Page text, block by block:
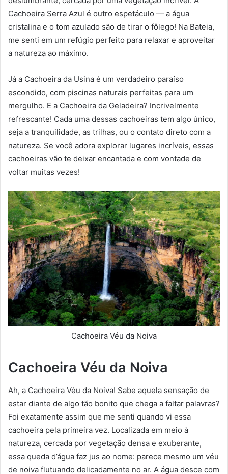
Cachoeira Serra Azul é outro espetáculo — a água
cristalina e o tom azulado são de tirar o fôlego! Na Bateia,
me senti em um refúgio perfeito para relaxar e aproveitar
a natureza ao máximo.
Já a Cachoeira da Usina é um verdadeiro paraíso
escondido, com piscinas naturais perfeitas para um
mergulho. E a Cachoeira da Geladeira? Incrivelmente
refrescante! Cada uma dessas cachoeiras tem algo único,
seja a tranquilidade, as trilhas, ou o contato direto com a
natureza. Se você adora explorar lugares incríveis, essas
cachoeiras vão te deixar encantada e com vontade de
voltar muitas vezes!
Cachoeira Véu da Noiva
Cachoeira Véu da Noiva
Ah, a Cachoeira Véu da Noiva! Sabe aquela sensação de
estar diante de algo tão bonito que chega a faltar palavras?
Foi exatamente assim que me senti quando vi essa
cachoeira pela primeira vez. Localizada em meio à
natureza, cercada por vegetação densa e exuberante,
essa queda d’água faz jus ao nome: parece mesmo um véu
de noiva flutuando delicadamente no ar. A água desce com